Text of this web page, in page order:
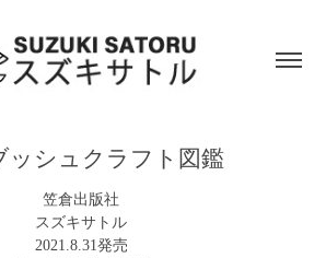
ッシュクラフト図鑑
笠倉出版社
スズキサトル
2021.8.31発売